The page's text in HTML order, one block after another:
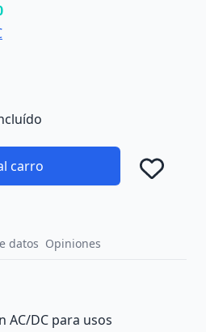
carro
datos Opiniones
AC/DC para usos